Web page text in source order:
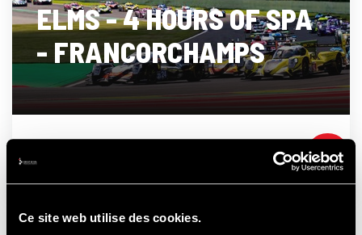
Ce site web utilise des cookies.
ELMS - 4 HOURS OF SPA
- FRANCORCHAMPS
21-22-23